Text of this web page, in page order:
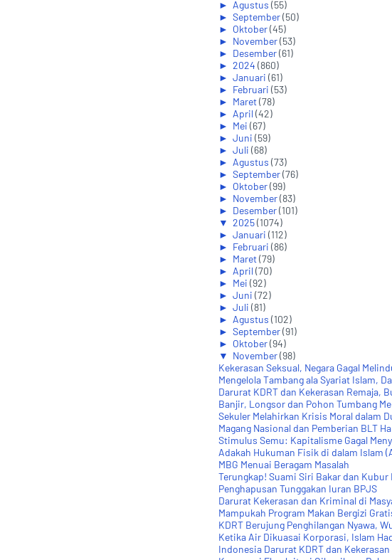
► Agustus (55)
► September(50)
► Oktober(45)
► November(53)
► Desember(61)
► 2024 (860)
► Januari (61)
► Februari (53)
► Maret(78)
► April(42)
► Mei (67)
► Juni (59)
► Juli (68)
► Agustus (73)
► September(76)
► Oktober(99)
► November(83)
► Desember(101)
▼ 2025(1074)
► Januari (112)
► Februari (86)
► Maret(79)
► April(70)
► Mei (92)
► Juni (72)
► Juli (81)
► Agustus (102)
► September(91)
► Oktober(94)
▼ November(98)
Kekerasan Seksual, Negara Gagal
Mengelola Tambang ala Syariat Islam,
Darurat KDRT dan Kekerasan Remaja,
Banjir, Longsor dan Pohon Tumbang
Sekuler Melahirkan Krisis Moral dalam
Magang Nasional dan Pemberian BLT
Stimulus Semu: Kapitalisme Gagal
Adakah Hukuman Fisik di dalam Islam
MBG Menuai Beragam Masalah
Terungkap! Suami Siri Bakar dan
Penghapusan Tunggakan Iuran BPJS
Darurat Kekerasan dan Kriminal di
Mampukah Program Makan Bergizi
KDRT Berujung Penghilangan Nyawa,
Ketika Air Dikuasai Korporasi, Islam
Indonesia Darurat KDRT dan Kekerasan